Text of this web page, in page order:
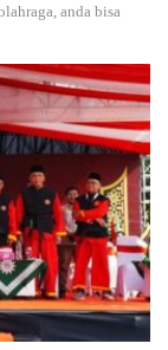
anda bisa